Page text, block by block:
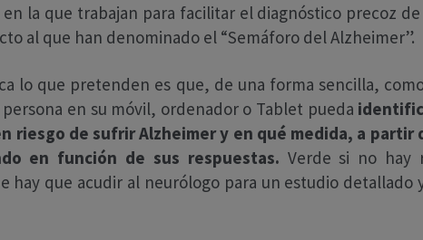
la que trabajan para facilitar el diagnóstico precoz
al que han denominado el “Semáforo del Alzheimer”.
lo que pretenden es que, de una forma sencilla,
en su móvil, ordenador o Tablet pueda
riesgo de sufrir Alzheimer y en qué medida, a partir
en función de sus respuestas. Verde si no hay
hay que acudir al neurólogo para un estudio detallado